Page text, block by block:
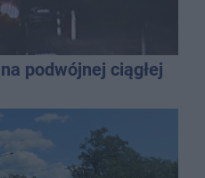
podwójnej ciągłej